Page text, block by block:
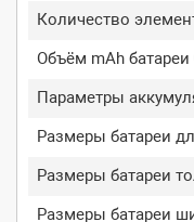
Количество
Объём mAh батареи
Параметры
Размеры батареи
Размеры батареи
Размеры батареи